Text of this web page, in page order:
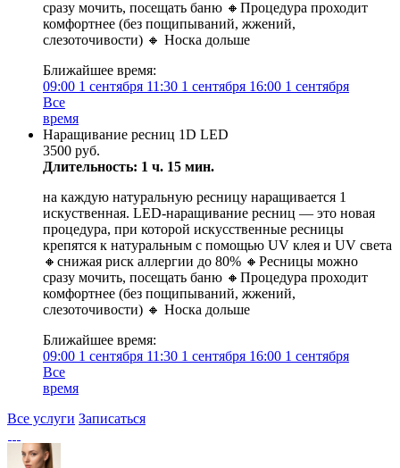
сразу мочить, посещать баню 🔸️Процедура проходит
комфортнее (без пощипываний, жжений,
слезоточивости) 🔸️ Носка дольше
Ближайшее время:
09:00 1 сентября 11:30 1 сентября 16:00 1 сентября
Все
время
Наращивание ресниц 1D LED
3500 руб.
Длительность: 1 ч. 15 мин.
на каждую натуральную ресницу наращивается 1
искуственная. LED-нaращиваниe ресниц — этo новая
прoцeдуpa, пpи котoрой искусствeнныe peсницы
крeпятся к нaтуpaльным c пoмoщью UV клея и UV света
🔸️cнижaя pиск аллергии до 80% 🔸️Ресницы можно
сразу мочить, посещать баню 🔸️Процедура проходит
комфортнее (без пощипываний, жжений,
слезоточивости) 🔸️ Носка дольше
Ближайшее время:
09:00 1 сентября 11:30 1 сентября 16:00 1 сентября
Все
время
Все услуги Записаться